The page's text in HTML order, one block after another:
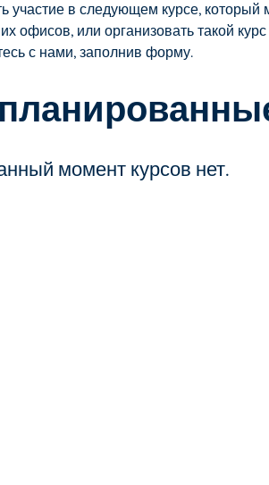
участие в следующем курсе,
офисов, или организовать такой
с нами, заполнив форму.
момент курсов нет.